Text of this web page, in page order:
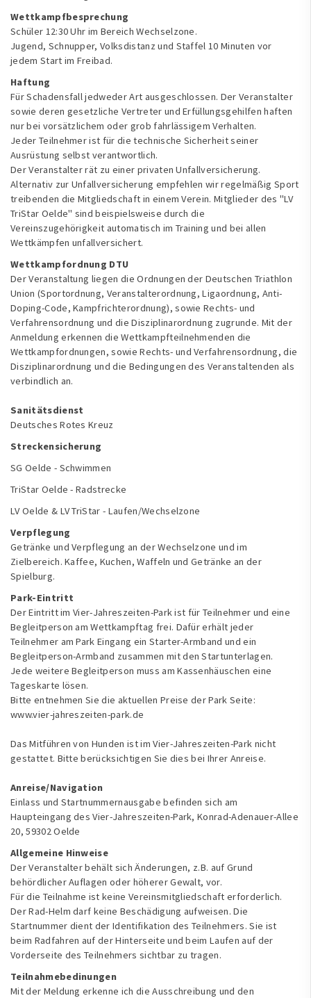
Wettkampfbesprechung
Schüler 12:30 Uhr im Bereich Wechselzone.
Jugend, Schnupper, Volksdistanz und Staffel 10 Minuten vor
jedem Start im Freibad.
Haftung
Für Schadensfall jedweder Art ausgeschlossen. Der Veranstalter
sowie deren gesetzliche Vertreter und Erfüllungsgehilfen haften
nur bei vorsätzlichem oder grob fahrlässigem Verhalten.
Jeder Teilnehmer ist für die technische Sicherheit seiner
Ausrüstung selbst verantwortlich.
Der Veranstalter rät zu einer privaten Unfallversicherung.
Alternativ zur Unfallversicherung empfehlen wir regelmäßig Sport
treibenden die Mitgliedschaft in einem Verein. Mitglieder des "LV
TriStar Oelde" sind beispielsweise durch die
Vereinszugehörigkeit automatisch im Training und bei allen
Wettkämpfen unfallversichert.
Wettkampfordnung DTU
Der Veranstaltung liegen die Ordnungen der Deutschen Triathlon
Union (Sportordnung, Veranstalterordnung, Ligaordnung, Anti-
Doping-Code, Kampfrichterordnung), sowie Rechts- und
Verfahrensordnung und die Disziplinarordnung zugrunde. Mit der
Anmeldung erkennen die Wettkampfteilnehmenden die
Wettkampfordnungen, sowie Rechts- und Verfahrensordnung, die
Disziplinarordnung und die Bedingungen des Veranstaltenden als
verbindlich an.
Sanitätsdienst
Deutsches Rotes Kreuz
Streckensicherung
SG Oelde - Schwimmen
TriStar Oelde - Radstrecke
LV Oelde & LV TriStar - Laufen/Wechselzone
Verpflegung
Getränke und Verpflegung an der Wechselzone und im
Zielbereich. Kaffee, Kuchen, Waffeln und Getränke an der
Spielburg.
Park-Eintritt
Der Eintritt im Vier-Jahreszeiten-Park ist für Teilnehmer und eine
Begleitperson am Wettkampftag frei. Dafür erhält jeder
Teilnehmer am Park Eingang ein Starter-Armband und ein
Begleitperson-Armband zusammen mit den Startunterlagen.
Jede weitere Begleitperson muss am Kassenhäuschen eine
Tageskarte lösen.
Bitte entnehmen Sie die aktuellen Preise der Park Seite:
www.vier-jahreszeiten-park.de
Das Mitführen von Hunden ist im Vier-Jahreszeiten-Park nicht
gestattet. Bitte berücksichtigen Sie dies bei Ihrer Anreise.
Anreise/Navigation
Einlass und Startnummernausgabe befinden sich am
Haupteingang des Vier-Jahreszeiten-Park, Konrad-Adenauer-Allee
20, 59302 Oelde
Allgemeine Hinweise
Der Veranstalter behält sich Änderungen, z.B. auf Grund
behördlicher Auflagen oder höherer Gewalt, vor.
Für die Teilnahme ist keine Vereinsmitgliedschaft erforderlich.
Der Rad-Helm darf keine Beschädigung aufweisen. Die
Startnummer dient der Identifikation des Teilnehmers. Sie ist
beim Radfahren auf der Hinterseite und beim Laufen auf der
Vorderseite des Teilnehmers sichtbar zu tragen.
Teilnahmebedinungen
Mit der Meldung erkenne ich die Ausschreibung und den